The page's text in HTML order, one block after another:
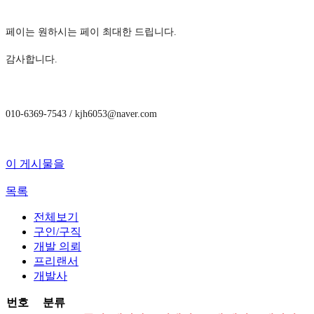
페이는 원하시는 페이 최대한 드립니다.
감사합니다.
010-6369-7543 / kjh6053@naver.com
이 게시물을
목록
전체보기
구인/구직
개발 의뢰
프리랜서
개발사
번호
분류